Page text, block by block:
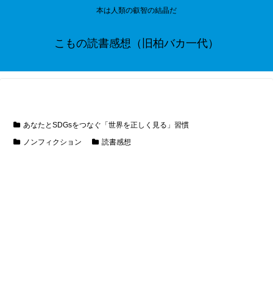
本は人類の叡智の結晶だ
こもの読書感想（旧柏バカ一代）
あなたとSDGsをつなぐ「世界を正しく見る」習慣
ノンフィクション
読書感想